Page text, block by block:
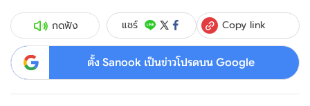
กดฟัง แชร์ Copy link
ตั้ง Sanook เป็นข่าวโปรดบน Google